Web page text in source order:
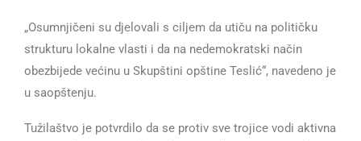
„Osumnjičeni su djelovali s ciljem da utiču na političku
strukturu lokalne vlasti i da na nedemokratski način
obezbijede većinu u Skupštini opštine Teslić“, navedeno je
u saopštenju.
Tužilaštvo je potvrdilo da se protiv sve trojice vodi aktivna